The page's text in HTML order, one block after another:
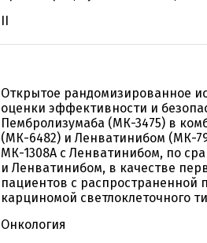
II
Открытое рандомизированное
оценки эффективности и
Пембролизумаба (МК-3475) в
(МК-6482) и Ленватинибом (МК-
МК-1308А с Ленватинибом, по
и Ленватинибом, в качестве
пациентов c распространенной
карциномой светлоклеточного
Онкология